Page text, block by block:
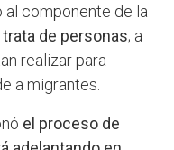
al componente de la
de personas; a
realizar para
a migrantes.
el proceso de